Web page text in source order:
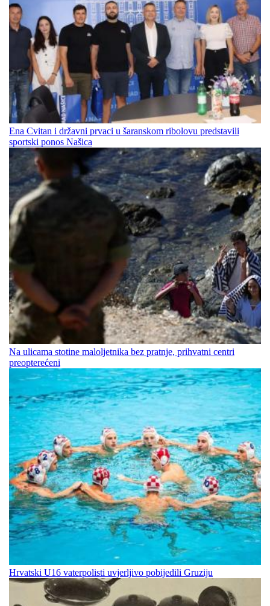
Ena Cvitan i državni prvaci u šaranskom ribolovu predstavili
sportski ponos Našica
Na ulicama stotine maloljetnika bez pratnje, prihvatni centri
preopterećeni
Hrvatski U16 vaterpolisti uvjerljivo pobijedili Gruziju